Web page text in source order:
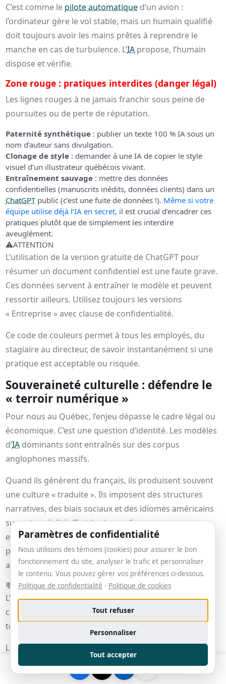
C’est comme le pilote automatique d’un avion :
l’ordinateur gère le vol stable, mais un humain qualifié
doit toujours avoir les mains prêtes à reprendre le
manche en cas de turbulence. L’IA propose, l’humain
dispose et vérifie.
Zone rouge : pratiques interdites (danger légal)
Les lignes rouges à ne jamais franchir sous peine de
poursuites ou de perte de réputation.
Paternité synthétique : publier un texte 100 % IA sous un
nom d’auteur sans divulgation.
Clonage de style : demander à une IA de copier le style
visuel d’un illustrateur québécois vivant.
Entraînement sauvage : mettre des données
confidentielles (manuscrits inédits, données clients) dans un
ChatGPTpublic (c’est une fuite de données !). Même si votre
équipe utilise déjà l’IA en secret, il est crucial d’encadrer ces
pratiques plutôt que de simplement les interdire
aveuglément.
⚠️ATTENTION
L’utilisation de la version gratuite de ChatGPT pour
résumer un document confidentiel est une faute grave.
Ces données servent à entraîner le modèle et peuvent
ressortir ailleurs. Utilisez toujours les versions
« Entreprise » avec clause de confidentialité.
Ce code de couleurs permet à tous les employés, du
stagiaire au directeur, de savoir instantanément si une
pratique est acceptable ou risquée.
Souveraineté culturelle : défendre le
« terroir numérique »
Pour nous au Québec, l’enjeu dépasse le cadre légal ou
économique. C’est une question d’identité. Les modèles
d’IA dominants sont entraînés sur des corpus
anglophones massifs.
Quand ils génèrent du français, ils produisent souvent
une culture « traduite ». Ils imposent des structures
narratives, des biais sociaux et des idiomes américains
sur notre réalité. C’est le risque d’une « nuance
effacée », où la spécificité de la littérature et de la
pensée québécoise est diluée dans une soupe
algorithmique mondiale.
💬 Citation
L’ IA générativemenace de créer une consanguinité
culturelle, un effacement probabiliste des nuances où
tout finit par avoir le même goût algorithmique.
Les éditeurs et créateurs d’ici ont donc une mission
double : utiliser l’
pour la « découvrabilité », pour que
nos contenus soient trouvés par les nouveaux moteurs
Paramètres de confidentialité
Nous utilisons des témoins (cookies) pour assurer le bon
fonctionnement du site, analyser le trafic et personnaliser
le contenu. Vous pouvez gérer vos préférences ci-dessous.
Politique de confidentialité · Politique de cookies
Tout refuser
Personnaliser
Tout accepter